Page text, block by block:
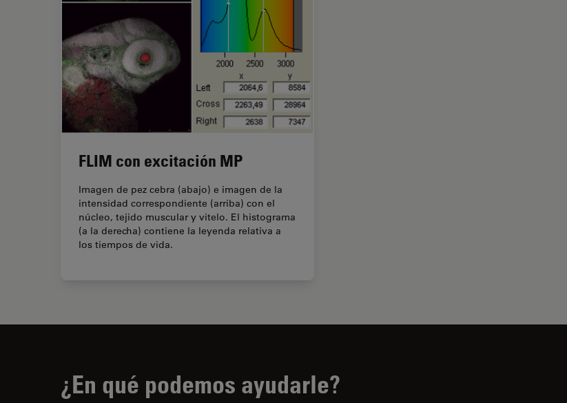
FLIM con excitación MP
Imagen de pez cebra (abajo) e imagen de la
intensidad correspondiente (arriba) con el
núcleo, tejido muscular y vitelo. El histograma
(a la derecha) contiene la leyenda relativa a
los tiempos de vida.
¿En qué podemos ayudarle?